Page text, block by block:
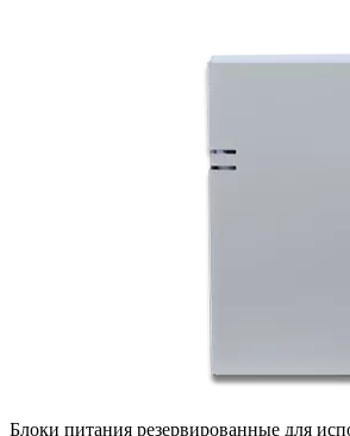
Блоки питания резервированные для